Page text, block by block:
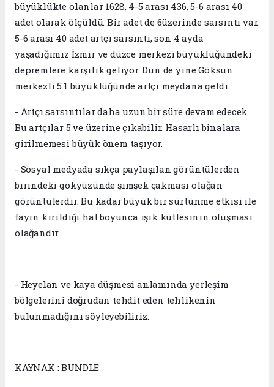
büyüklükte olanlar 1628, 4-5 arası 436, 5-6 arası 40
adet olarak ölçüldü. Bir adet de 6üzerinde sarsıntı var.
5-6 arası 40 adet artçı sarsıntı, son 4 ayda
yaşadığımız İzmir ve düzce merkezi büyüklüğündeki
depremlere karşılık geliyor. Dün de yine Göksun
merkezli 5.1 büyüklüğünde artçı meydana geldi.
- Artçı sarsıntılar daha uzun bir süre devam edecek.
Bu artçılar 5 ve üzerine çıkabilir. Hasarlı binalara
girilmemesi büyük önem taşıyor.
- Sosyal medyada sıkça paylaşılan görüntülerden
birindeki gökyüzünde şimşek çakması olağan
görüntülerdir. Bu kadar büyük bir sürtünme etkisi ile
fayın kırıldığı hat boyunca ışık kütlesinin oluşması
olağandır.
- Heyelan ve kaya düşmesi anlamında yerleşim
bölgelerini doğrudan tehdit eden tehlikenin
bulunmadığını söyleyebiliriz.
KAYNAK : BUNDLE